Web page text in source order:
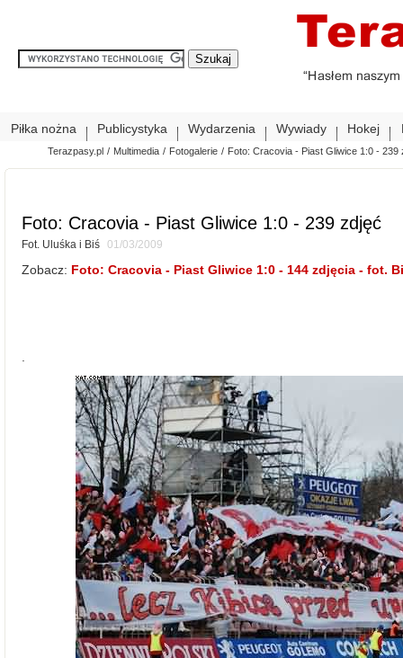
Piłka nożna Publicystyka Wydarzenia Wywiady Hokej
Terazpasy.pl / Multimedia / Fotogalerie / Foto: Cracovia - Piast Gliwice 1:0 - 239
Foto: Cracovia - Piast Gliwice 1:0 - 239 zdjęć
Fot. Uluśka i Biś 01/03/2009
Zobacz: Foto: Cracovia - Piast Gliwice 1:0 - 144 zdjęcia - fot.
.